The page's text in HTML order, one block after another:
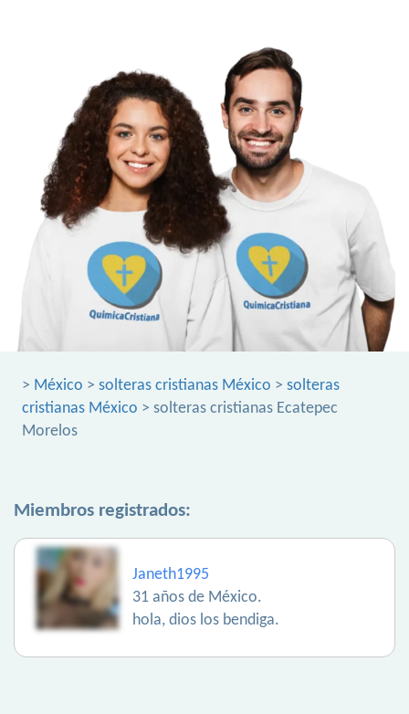
> México > solteras cristianas México > solteras
cristianas México > solteras cristianas Ecatepec
Morelos
Miembros registrados:
Janeth1995
31 años de México.
hola, dios los bendiga.